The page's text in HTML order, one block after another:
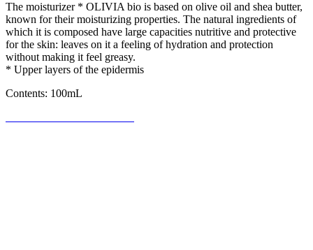
The moisturizer * OLIVIA bio is based on olive oil and shea butter,
known for their moisturizing properties. The natural ingredients of
which it is composed have large capacities nutritive and protective
for the skin: leaves on it a feeling of hydration and protection
without making it feel greasy.
* Upper layers of the epidermis
Contents: 100mL